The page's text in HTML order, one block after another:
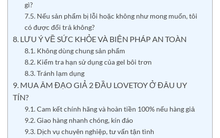
gì?
7.5. Nếu sản phẩm bị lỗi hoặc không như mong muốn, tôi
có được đổi trả không?
8. LƯU Ý VỀ SỨC KHỎE VÀ BIỆN PHÁP AN TOÀN
8.1. Không dùng chung sản phẩm
8.2. Kiểm tra hạn sử dụng của gel bôi trơn
8.3. Tránh lạm dụng
9. MUA ÂM ĐẠO GIẢ 2 ĐẦU LOVETOY Ở ĐÂU UY
TÍN?
9.1. Cam kết chính hãng và hoàn tiền 100% nếu hàng giả
9.2. Giao hàng nhanh chóng, kín đáo
9.3. Dịch vụ chuyên nghiệp, tư vấn tận tình